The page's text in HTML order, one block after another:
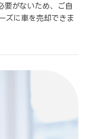
要がないため、ご自
ズに車を売却できま